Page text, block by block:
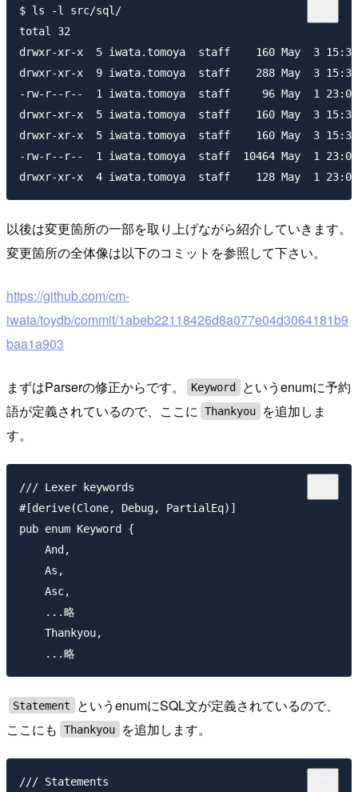
$ ls -l src/sql/
total 32
drwxr-xr-x  5 iwata.tomoya  staff    160 May  3 15:33
drwxr-xr-x  9 iwata.tomoya  staff    288 May  3
-rw-r--r--  1 iwata.tomoya  staff     96 May  1 23:04
drwxr-xr-x  5 iwata.tomoya  staff    160 May  3
drwxr-xr-x  5 iwata.tomoya  staff    160 May  3
-rw-r--r--  1 iwata.tomoya  staff  10464 May  1 23:04
以後は変更箇所の一部を取り上げながら紹介していきます。
変更箇所の全体像は以下のコミットを参照して下さい。
https://github.com/cm-
iwata/toydb/commit/1abeb22118426d8a077e04d3064181b9
baa1a903
まずはParserの修正からです。 Keyword
というenumに予約
語が定義されているので、ここに Thankyou
を追加しま
す。
/// Lexer keywords
#[derive(Clone, Debug, PartialEq)]
pub enum Keyword {
    And,
    As,
    Asc,
    ...略
    Thankyou,
Statement
というenumにSQL文が定義されているので、
ここにも
Thankyou を追加します。
/// Statements